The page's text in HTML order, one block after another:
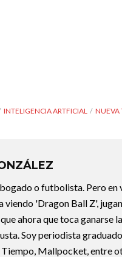
INTELIGENCIA ARTFICIAL NUEVA
o futbolista. Pero en
viendo 'Dragon Ball Z',
ahora que toca ganarse
Soy periodista
Mallpocket, entre